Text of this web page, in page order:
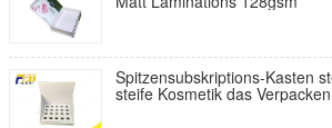
Spitzensubskriptions-Kasten
steife Kosmetik das